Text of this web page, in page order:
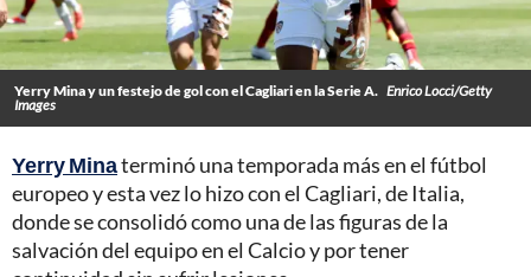
Yerry Mina y un festejo de gol con el Cagliari en la Serie A. Enrico Locci/Getty
Images
Yerry Minaterminó una temporada más en el fútbol
europeo y esta vez lo hizo con el Cagliari, de Italia,
donde se consolidó como una de las figuras de la
salvación del equipo en el Calcio y por tener